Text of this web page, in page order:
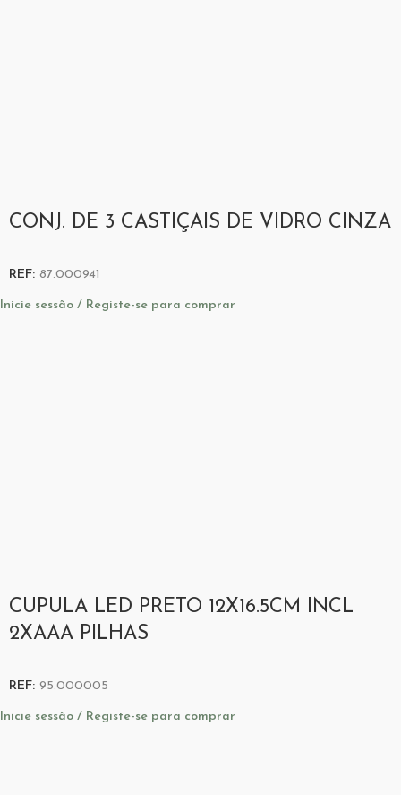
CONJ. DE 3 CASTIÇAIS DE VIDRO CINZA
REF: 87.000941
Inicie sessão / Registe-se para comprar
CUPULA LED PRETO 12X16.5CM INCL
2XAAA PILHAS
REF: 95.000005
Inicie sessão / Registe-se para comprar